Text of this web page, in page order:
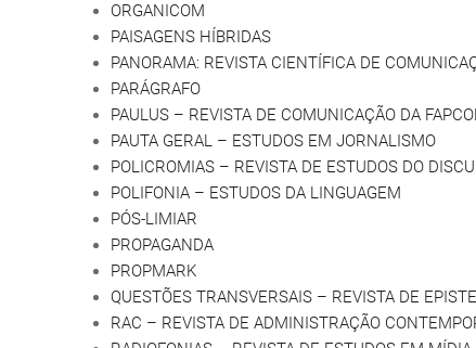
ORGANICOM
PAISAGENS HÍBRIDAS
PANORAMA: REVISTA CIENTÍFICA DE
PARÁGRAFO
PAULUS – REVISTA DE COMUNICAÇÃO DA
PAUTA GERAL – ESTUDOS EM JORNALISMO
POLICROMIAS – REVISTA DE ESTUDOS DO
POLIFONIA – ESTUDOS DA LINGUAGEM
PÓS-LIMIAR
PROPAGANDA
PROPMARK
QUESTÕES TRANSVERSAIS – REVISTA DE
RAC – REVISTA DE ADMINISTRAÇÃO